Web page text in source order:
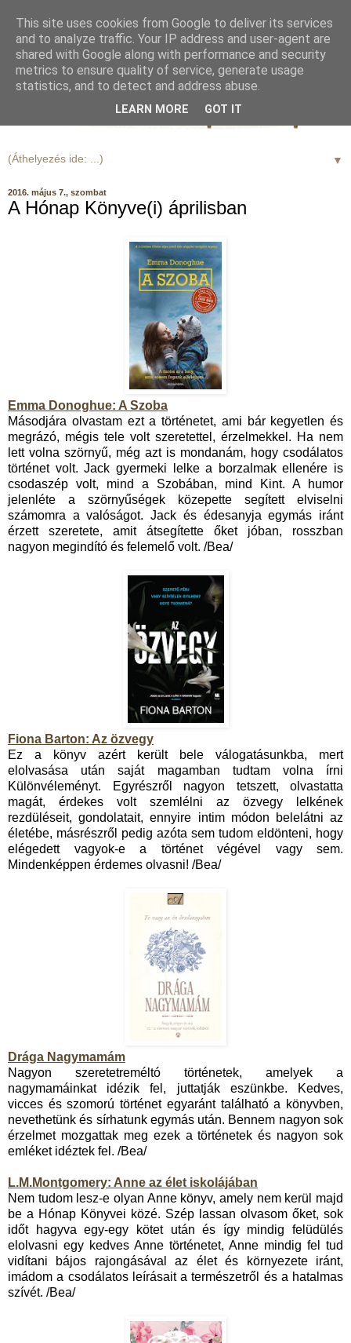
▼
2016. május 7., szombat
A Hónap Könyve(i) áprilisban
Emma Donoghue: A Szoba
Másodjára olvastam ezt a történetet, ami bár kegyetlen és
megrázó, mégis tele volt szeretettel, érzelmekkel. Ha nem
lett volna szörnyű, még azt is mondanám, hogy csodálatos
történet volt. Jack gyermeki lelke a borzalmak ellenére is
csodaszép volt, mind a Szobában, mind Kint. A humor
jelenléte a szörnyűségek közepette segített elviselni
számomra a valóságot. Jack és édesanyja egymás iránt
érzett szeretete, amit átsegítette őket jóban, rosszban
nagyon megindító és felemelő volt. /Bea/
Fiona Barton: Az özvegy
Ez a könyv azért került bele válogatásunkba, mert
elolvasása után saját magamban tudtam volna írni
Különvéleményt. Egyrészről nagyon tetszett, olvastatta
magát, érdekes volt szemlélni az özvegy lelkének
rezdüléseit, gondolatait, ennyire intim módon belelátni az
életébe, másrészről pedig azóta sem tudom eldönteni, hogy
elégedett vagyok-e a történet végével vagy sem.
Mindenképpen érdemes olvasni! /Bea/
Drága Nagymamám
Nagyon szeretetreméltó történetek, amelyek a
nagymamáinkat idézik fel, juttatják eszünkbe. Kedves,
vicces és szomorú történet egyaránt található a könyvben,
nevethetünk és sírhatunk egymás után. Bennem nagyon sok
érzelmet mozgattak meg ezek a történetek és nagyon sok
emléket idéztek fel. /Bea/
L.M.Montgomery: Anne az élet iskolájában
Nem tudom lesz-e olyan Anne könyv, amely nem kerül majd
be a Hónap Könyvei közé. Szép lassan olvasom őket, sok
időt hagyva egy-egy kötet után és így mindig felüdülés
elolvasni egy kedves Anne történetet, Anne mindig fel tud
vidítani bájos rajongásával az élet és környezete iránt,
imádom a csodálatos leírásait a természetről és a hatalmas
szívét. /Bea/
This site uses cookies from Google to deliver its services
and to analyze traffic. Your IP address and user-agent are
shared with Google along with performance and security
metrics to ensure quality of service, generate usage
statistics, and to detect and address abuse.
LEARN MORE GOT IT